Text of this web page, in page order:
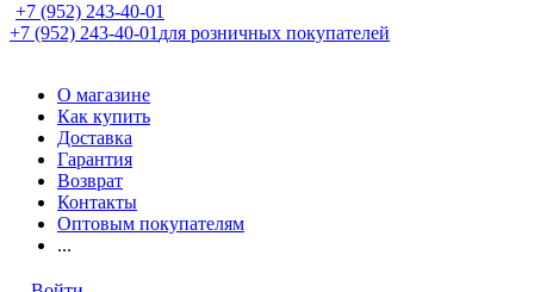
+7 (952) 243-40-01
+7 (952) 243-40-01 для розничных покупателей
О магазине
Как купить
Доставка
Гарантия
Возврат
Контакты
Оптовым покупателям
...